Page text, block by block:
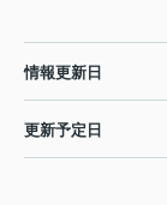
情報更新日
更新予定日